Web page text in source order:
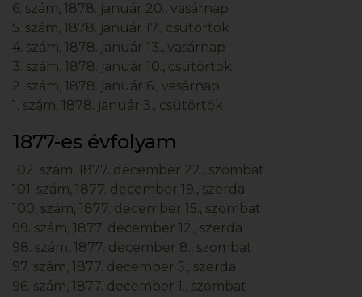
6. szám, 1878. január 20., vasárnap
5. szám, 1878. január 17., csütörtök
4. szám, 1878. január 13., vasárnap
3. szám, 1878. január 10., csütörtök
2. szám, 1878. január 6., vasárnap
1. szám, 1878. január 3., csütörtök
1877-es évfolyam
102. szám, 1877. december 22., szombat
101. szám, 1877. december 19., szerda
100. szám, 1877. december 15., szombat
99. szám, 1877. december 12., szerda
98. szám, 1877. december 8., szombat
97. szám, 1877. december 5., szerda
96. szám, 1877. december 1., szombat